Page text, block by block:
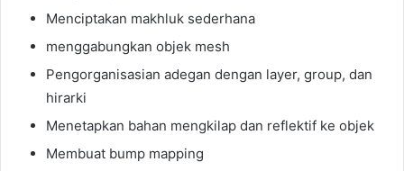
Menciptakan makhluk sederhana
menggabungkan objek mesh
Pengorganisasian adegan dengan layer, group, dan
hirarki
Menetapkan bahan mengkilap dan reflektif ke objek
Membuat bump mapping